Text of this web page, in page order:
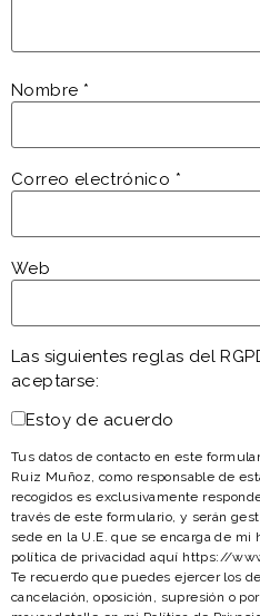
Nombre *
Correo electrónico *
Web
Las siguientes reglas del
aceptarse:
Estoy de acuerdo
Tus datos de contacto en este
Ruiz Muñoz, como responsable de
recogidos es exclusivamente
través de este formulario, y serán
sede en la U.E. que se encarga de mi
política de privacidad aquí https://
Te recuerdo que puedes ejercer los
cancelación, oposición, supresión o